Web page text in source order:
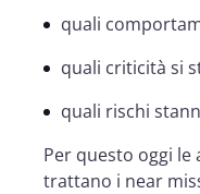
quali
quali criticità si
quali rischi
Per questo oggi
trattano i near